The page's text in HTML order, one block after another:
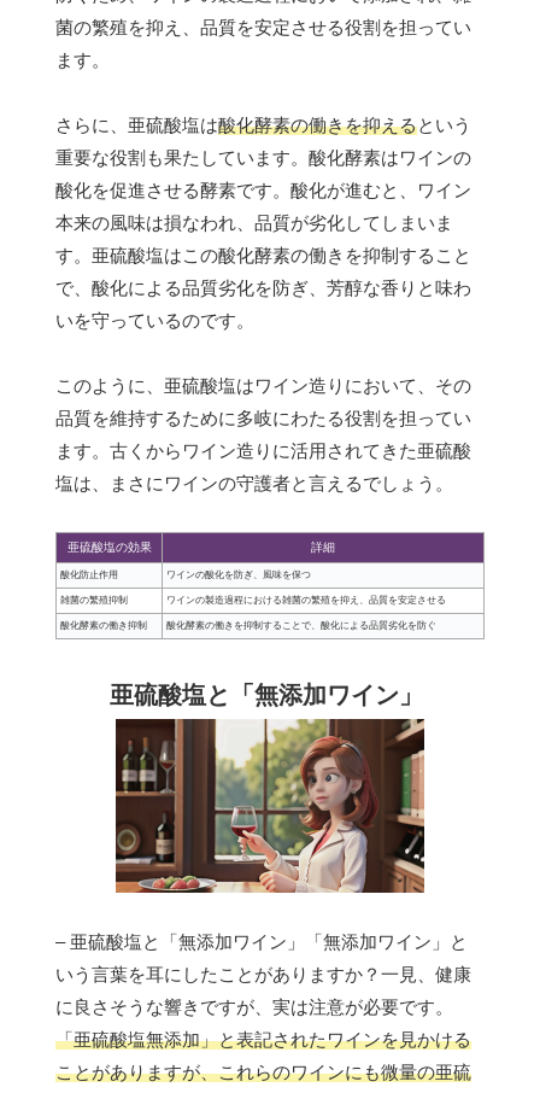
菌の繁殖を抑え、品質を安定させる役割を担ってい
ます。
さらに、亜硫酸塩は酸化酵素の働きを抑えるという
重要な役割も果たしています。酸化酵素はワインの
酸化を促進させる酵素です。酸化が進むと、ワイン
本来の風味は損なわれ、品質が劣化してしまいま
す。亜硫酸塩はこの酸化酵素の働きを抑制すること
で、酸化による品質劣化を防ぎ、芳醇な香りと味わ
いを守っているのです。
このように、亜硫酸塩はワイン造りにおいて、その
品質を維持するために多岐にわたる役割を担ってい
ます。古くからワイン造りに活用されてきた亜硫酸
塩は、まさにワインの守護者と言えるでしょう。
亜硫酸塩の効果 詳細
酸化防止作用 ワインの酸化を防ぎ、風味を保つ
雑菌の繁殖抑制 ワインの製造過程における雑菌の繁殖を抑え、品質を安定させる
酸化酵素の働き抑制 酸化酵素の働きを抑制することで、酸化による品質劣化を防ぐ
亜硫酸塩と「無添加ワイン」
– 亜硫酸塩と「無添加ワイン」「無添加ワイン」と
いう言葉を耳にしたことがありますか？一見、健康
に良さそうな響きですが、実は注意が必要です。
「亜硫酸塩無添加」と表記されたワインを見かける
ことがありますが、これらのワインにも微量の亜硫